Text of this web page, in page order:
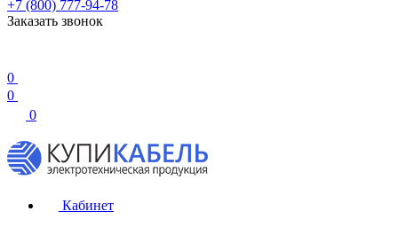
+7 (800) 777-94-78
Заказать звонок
0
0
0
Кабинет